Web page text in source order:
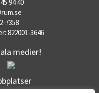
94 40
7358
822001-3646
medier!